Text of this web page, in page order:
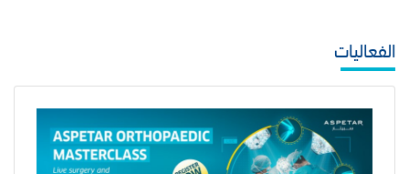
الفعاليات